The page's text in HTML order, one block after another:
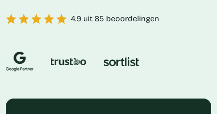
4.9 uit 85 beoordelingen